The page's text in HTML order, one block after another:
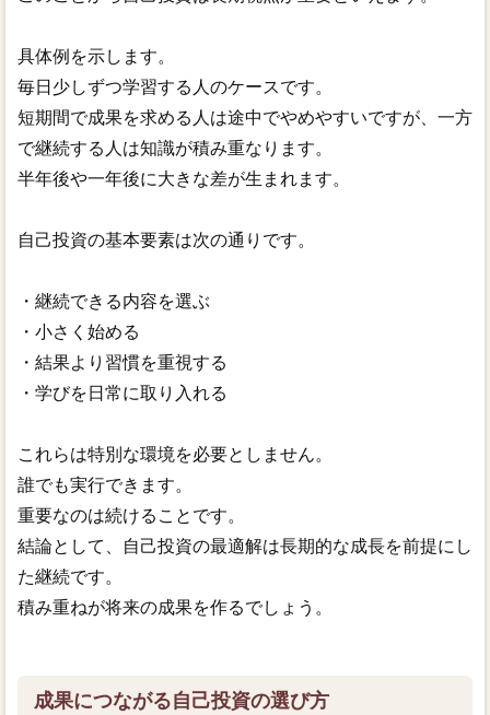
具体例を示します。
毎日少しずつ学習する人のケースです。
短期間で成果を求める人は途中でやめやすいですが、一方
で継続する人は知識が積み重なります。
半年後や一年後に大きな差が生まれます。
自己投資の基本要素は次の通りです。
・継続できる内容を選ぶ
・小さく始める
・結果より習慣を重視する
・学びを日常に取り入れる
これらは特別な環境を必要としません。
誰でも実行できます。
重要なのは続けることです。
結論として、自己投資の最適解は長期的な成長を前提にし
た継続です。
積み重ねが将来の成果を作るでしょう。
成果につながる自己投資の選び方